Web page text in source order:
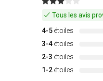
Tous les avis
4-5 étoiles
3-4 étoiles
2-3 étoiles
1-2 étoiles